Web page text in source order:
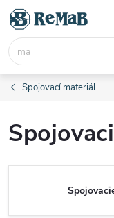
Prejsť
obsah
Spojovací materiál